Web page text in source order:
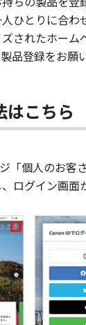
ひとりに合わ
されたホーム
品登録をお願
はこちら
「個人のお客
ログイン画面